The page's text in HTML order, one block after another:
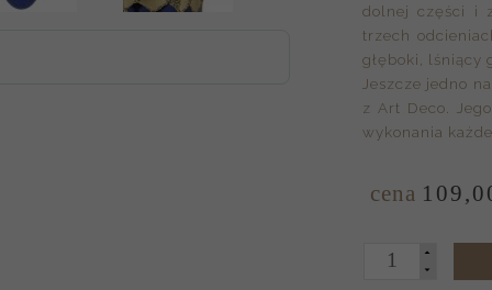
dolnej części i
trzech
głęboki, lśniący
Jeszcze jedno
z Art Deco.
wykonania
cena 109,